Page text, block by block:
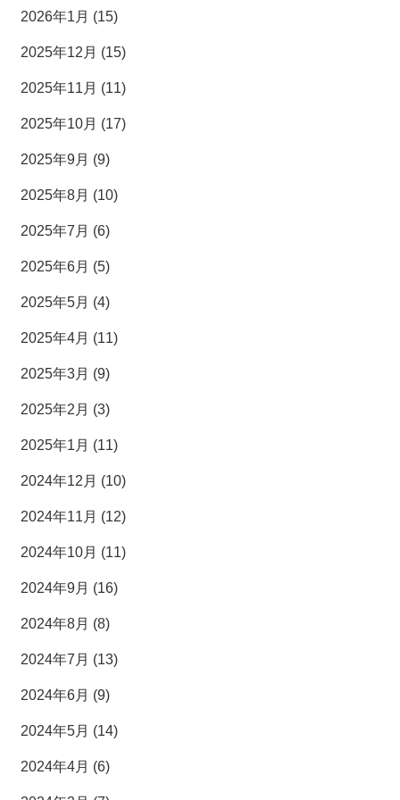
2026年1月 (15)
2025年12月 (15)
2025年11月 (11)
2025年10月 (17)
2025年9月 (9)
2025年8月 (10)
2025年7月 (6)
2025年6月 (5)
2025年5月 (4)
2025年4月 (11)
2025年3月 (9)
2025年2月 (3)
2025年1月 (11)
2024年12月 (10)
2024年11月 (12)
2024年10月 (11)
2024年9月 (16)
2024年8月 (8)
2024年7月 (13)
2024年6月 (9)
2024年5月 (14)
2024年4月 (6)